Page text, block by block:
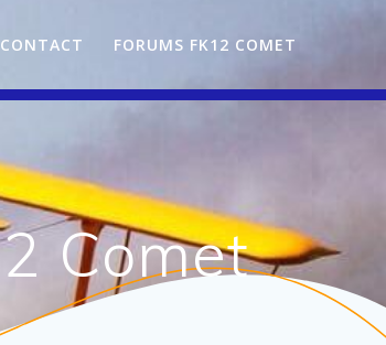
CONTACT FORUMS FK12 COMET
Comet